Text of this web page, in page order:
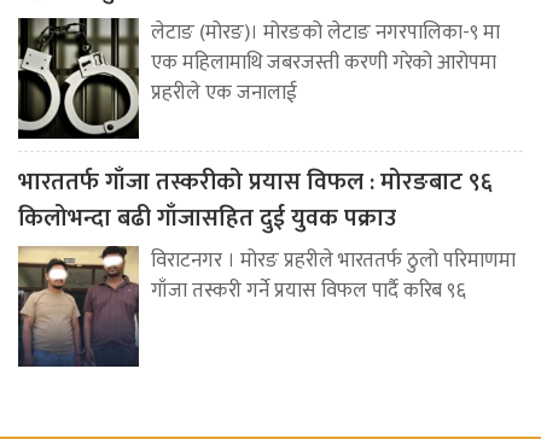
लेटाङ (मोरङ)। मोरङको लेटाङ नगरपालिका-९ मा
एक महिलामाथि जबरजस्ती करणी गरेको आरोपमा
प्रहरीले एक जनालाई
भारततर्फ गाँजा तस्करीको प्रयास विफल : मोरङबाट ९६
किलोभन्दा बढी गाँजासहित दुई युवक पक्राउ
विराटनगर । मोरङ प्रहरीले भारततर्फ ठुलो परिमाणमा
गाँजा तस्करी गर्ने प्रयास विफल पार्दै करिब ९६